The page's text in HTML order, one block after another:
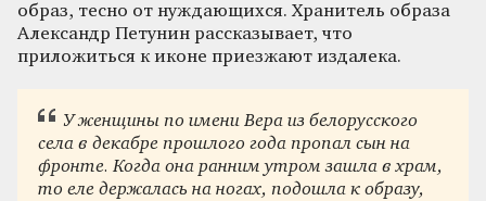
образ, тесно от нуждающихся. Хранитель образа
Александр Петунин рассказывает, что
приложиться к иконе приезжают издалека.
У женщины по имени Вера из белорусского
села в декабре прошлого года пропал сын на
фронте. Когда она ранним утром зашла в храм,
то еле держалась на ногах, подошла к образу,